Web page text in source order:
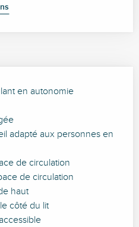
en autonomie
adapté aux personnes en
de circulation
de circulation
haut
côté du lit